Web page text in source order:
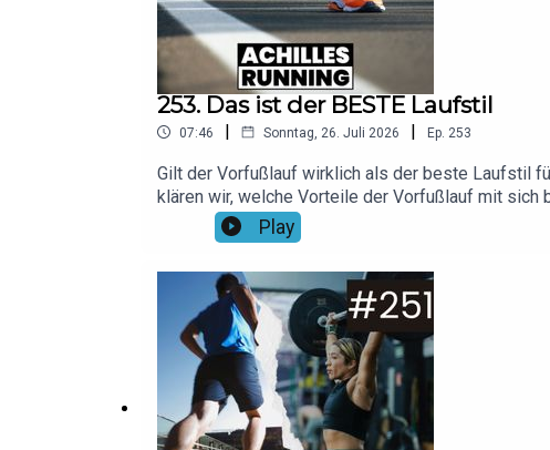
253. Das ist der BESTE Laufstil
07:46 | Sonntag, 26. Juli 2026 | Ep. 253
Gilt der Vorfußlauf wirklich als der beste Laufstil
klären wir, welche Vorteile der Vorfußlauf mit sich
Canva/Pavel1964Musik: No ExcusesHier findet
dem Code "running20"!
Play